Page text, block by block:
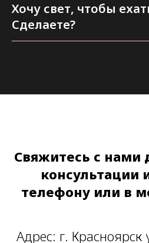
Хочу свет, чтобы
Сделаете?
Свяжитесь с нами
консультации
телефону или в
Адрес: г.